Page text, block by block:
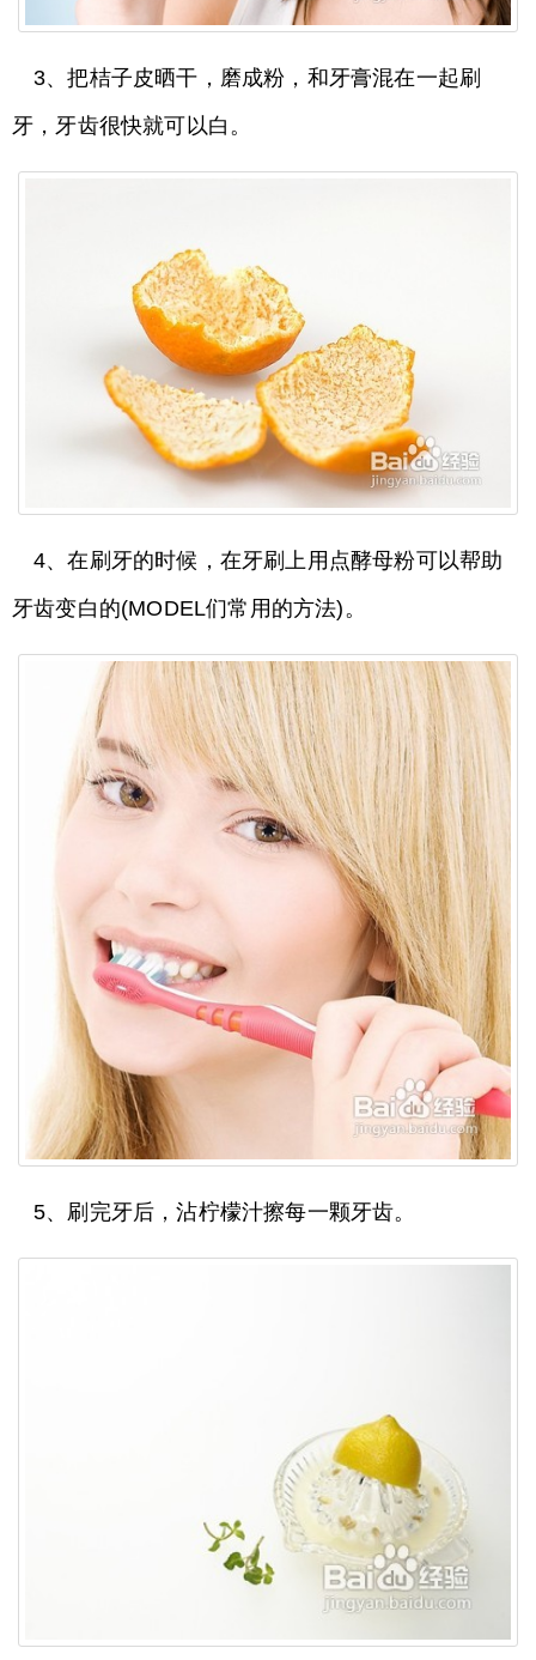
3、把桔子皮晒干，磨成粉，和牙膏混在一起刷
牙，牙齿很快就可以白。
4、在刷牙的时候，在牙刷上用点酵母粉可以帮助
牙齿变白的(MODEL们常用的方法)。
5、刷完牙后，沾柠檬汁擦每一颗牙齿。